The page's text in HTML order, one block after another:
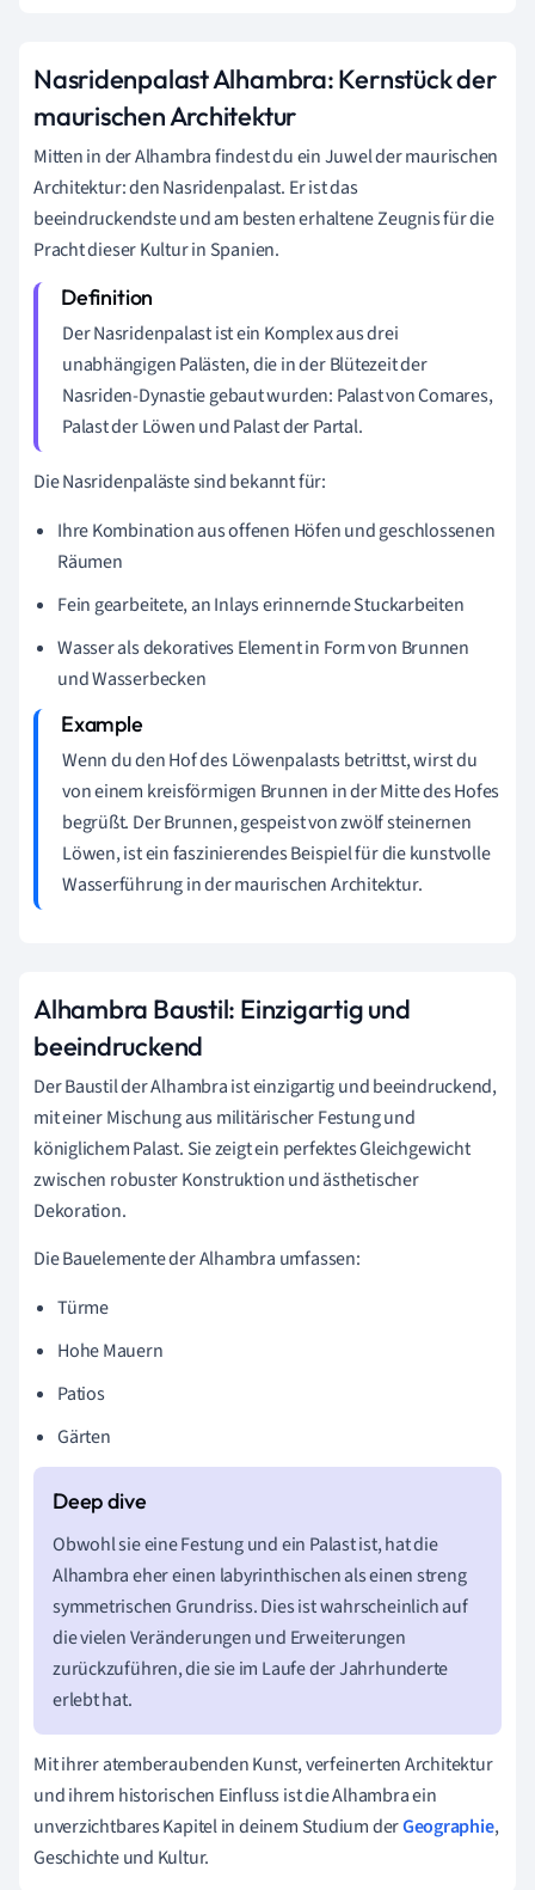
Nasridenpalast Alhambra: Kernstück der
maurischen Architektur
Mitten in der Alhambra findest du ein Juwel der maurischen
Architektur: den Nasridenpalast. Er ist das
beeindruckendste und am besten erhaltene Zeugnis für die
Pracht dieser Kultur in Spanien.
Der Nasridenpalast ist ein Komplex aus drei
unabhängigen Palästen, die in der Blütezeit der
Nasriden-Dynastie gebaut wurden: Palast von Comares,
Palast der Löwen und Palast der Partal.
Die Nasridenpaläste sind bekannt für:
Ihre Kombination aus offenen Höfen und geschlossenen
Räumen
Fein gearbeitete, an Inlays erinnernde Stuckarbeiten
Wasser als dekoratives Element in Form von Brunnen
und Wasserbecken
Wenn du den Hof des Löwenpalasts betrittst, wirst du
von einem kreisförmigen Brunnen in der Mitte des Hofes
begrüßt. Der Brunnen, gespeist von zwölf steinernen
Löwen, ist ein faszinierendes Beispiel für die kunstvolle
Wasserführung in der maurischen Architektur.
Alhambra Baustil: Einzigartig und
beeindruckend
Der Baustil der Alhambra ist einzigartig und beeindruckend,
mit einer Mischung aus militärischer Festung und
königlichem Palast. Sie zeigt ein perfektes Gleichgewicht
zwischen robuster Konstruktion und ästhetischer
Dekoration.
Die Bauelemente der Alhambra umfassen:
Türme
Hohe Mauern
Patios
Gärten
Obwohl sie eine Festung und ein Palast ist, hat die
Alhambra eher einen labyrinthischen als einen streng
symmetrischen Grundriss. Dies ist wahrscheinlich auf
die vielen Veränderungen und Erweiterungen
zurückzuführen, die sie im Laufe der Jahrhunderte
erlebt hat.
Mit ihrer atemberaubenden Kunst, verfeinerten Architektur
und ihrem historischen Einfluss ist die Alhambra ein
unverzichtbares Kapitel in deinem Studium derGeographie,
Geschichte und Kultur.